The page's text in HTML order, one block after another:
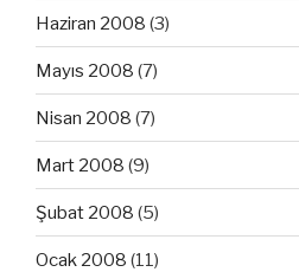
Haziran 2008 (3)
Mayıs 2008 (7)
Nisan 2008 (7)
Mart 2008 (9)
Şubat 2008 (5)
Ocak 2008 (11)